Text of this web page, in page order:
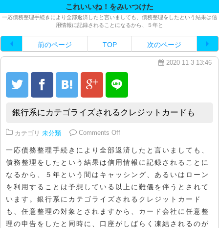
これいいね！をみいつけた
一応債務整理手続きにより全部返済したと言いましても、債務整理をしたという結果は信
用情報に記録されることになるから、５年と
前のページ TOP 次のページ
2020-11-3 13:46
銀行系にカテゴライズされるクレジットカードも
カテゴリ 未分類 Comments Offon 銀行系にカテゴライズされる
一応債務整理手続きにより全部返済したと言いましても、
債務整理をしたという結果は信用情報に記録されることに
なるから、５年という間はキャッシング、あるいはローン
を利用することは予想している以上に難儀を伴うとされて
います。銀行系にカテゴライズされるクレジットカード
も、任意整理の対象とされますから、カード会社に任意整
理の申告をしたと同時に、口座がしばらく凍結されるのが